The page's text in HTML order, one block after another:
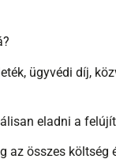
ügyvédi díj,
eladni a
az összes költség